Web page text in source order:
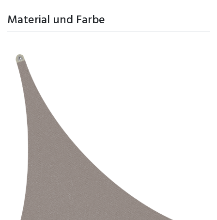
Material und Farbe